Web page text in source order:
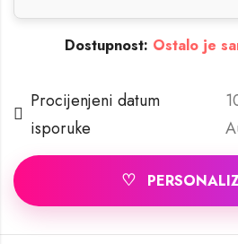
Dostupnost: Ostalo je
Procijenjeni datum
isporuke
♡